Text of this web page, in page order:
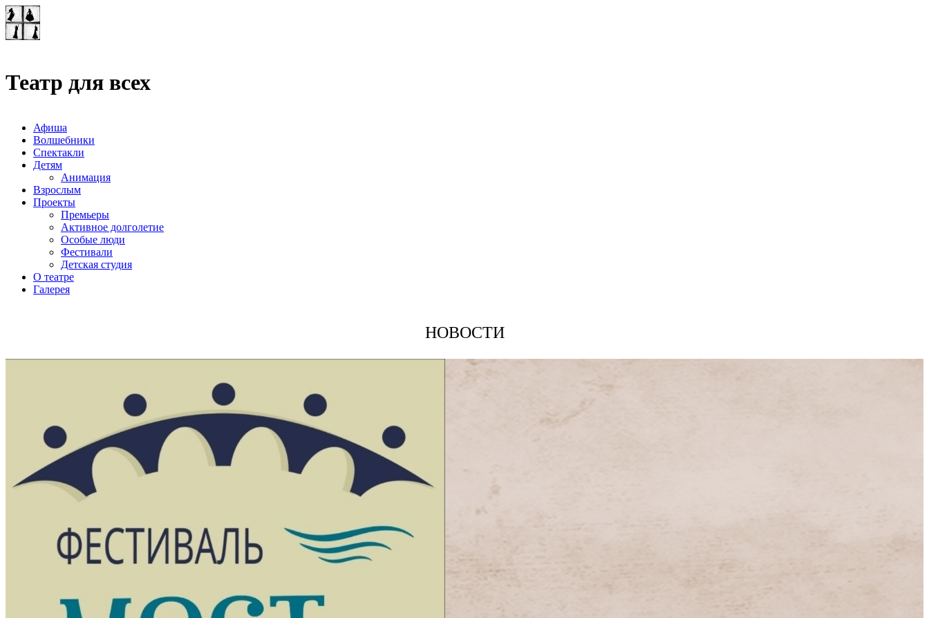
Театр для всех
Афиша
Волшебники
Спектакли
Детям
Анимация
Взрослым
Проекты
Премьеры
Активное долголетие
Особые люди
Фестивали
Детская студия
О театре
Галерея
НОВОСТИ